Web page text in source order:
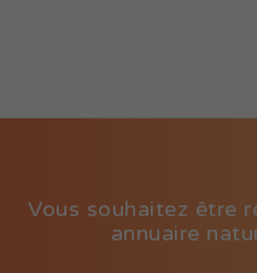
Vous souhaitez être
annuaire